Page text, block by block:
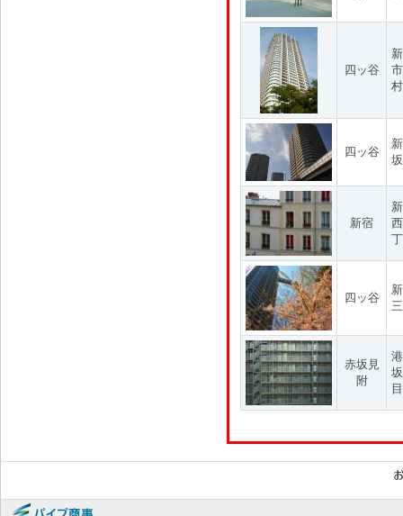
四ッ谷
四ッ谷
新宿
四ッ谷
赤坂見
附
目